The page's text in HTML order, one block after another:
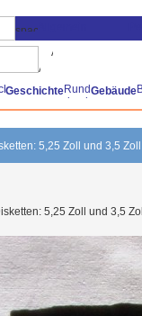
Geschichte Gebäude
5,25 Zoll und 3,5 Zoll
5,25 Zoll und 3,5 Zoll